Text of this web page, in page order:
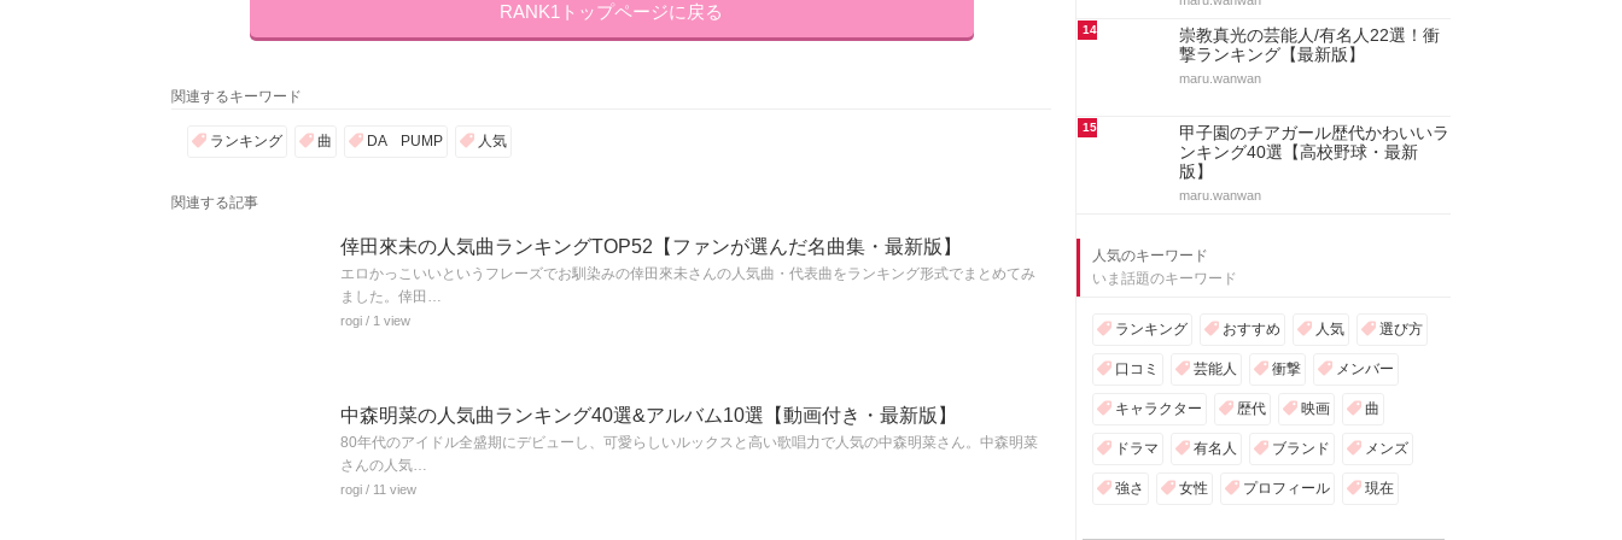
RANK1トップページに戻る
関連するキーワード
ランキング 曲 DA PUMP 人気
関連する記事
倖田來未の人気曲ランキングTOP52【ファンが選んだ名曲集・最新版】
エロかっこいいというフレーズでお馴染みの倖田來未さんの人気曲・代表曲をランキング形式でまとめてみ
ました。倖田…
rogi / 1 view
中森明菜の人気曲ランキング40選&アルバム10選【動画付き・最新版】
80年代のアイドル全盛期にデビューし、可愛らしいルックスと高い歌唱力で人気の中森明菜さん。中森明菜
さんの人気…
rogi / 11 view
14
崇教真光の芸能人/有名人22選！衝
撃ランキング【最新版】
maru.wanwan
15
甲子園のチアガール歴代かわいいラ
ンキング40選【高校野球・最新
版】
maru.wanwan
人気のキーワード
いま話題のキーワード
ランキング おすすめ 人気 選び方
口コミ 芸能人 衝撃 メンバー
キャラクター 歴代 映画 曲
ドラマ 有名人 ブランド メンズ
強さ 女性 プロフィール 現在